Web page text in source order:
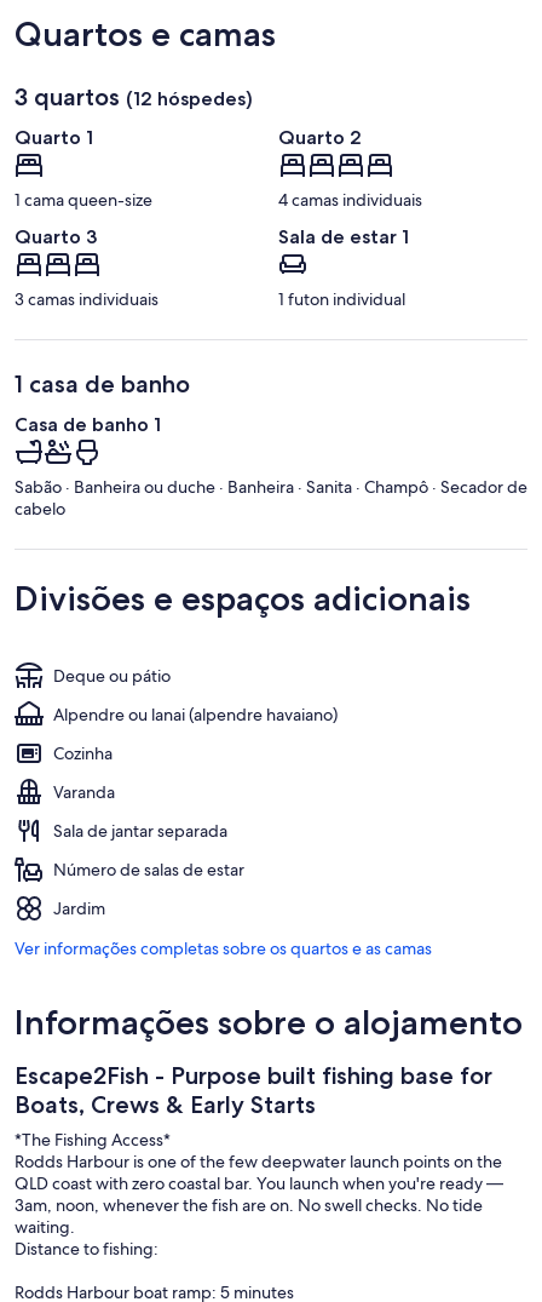
Quartos e camas
3 quartos (12 hóspedes)
Quarto 1
1 cama queen-size
Quarto 2
4 camas individuais
Quarto 3
3 camas individuais
Sala de estar 1
1 futon individual
1 casa de banho
Casa de banho 1
Sabão · Banheira ou duche · Banheira · Sanita · Champô · Secador de
cabelo
Divisões e espaços adicionais
Deque ou pátio
Alpendre ou lanai (alpendre havaiano)
Cozinha
Varanda
Sala de jantar separada
Número de salas de estar
Jardim
Ver informações completas sobre os quartos e as camas
Informações sobre o alojamento
Escape2Fish - Purpose built fishing base for
Boats, Crews & Early Starts
*The Fishing Access*
Rodds Harbour is one of the few deepwater launch points on the
QLD coast with zero coastal bar. You launch when you're ready —
3am, noon, whenever the fish are on. No swell checks. No tide
waiting.
Distance to fishing:
Rodds Harbour boat ramp: 5 minutes